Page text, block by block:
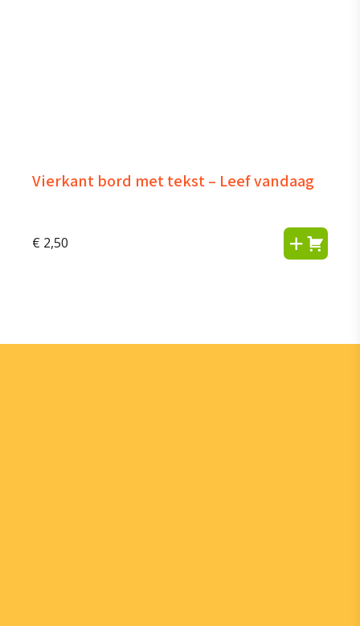
Vierkant bord met tekst – Leef vandaag
€ 2,50